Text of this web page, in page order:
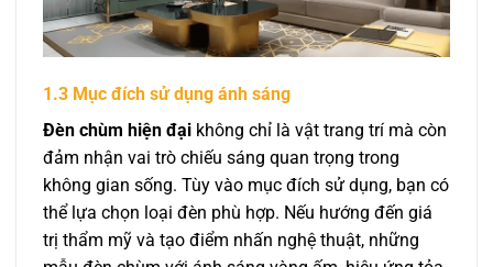
1.3 Mục đích sử dụng ánh sáng
Đèn chùm hiện đại không chỉ là vật trang trí mà còn
đảm nhận vai trò chiếu sáng quan trọng trong
không gian sống. Tùy vào mục đích sử dụng, bạn có
thể lựa chọn loại đèn phù hợp. Nếu hướng đến giá
trị thẩm mỹ và tạo điểm nhấn nghệ thuật, những